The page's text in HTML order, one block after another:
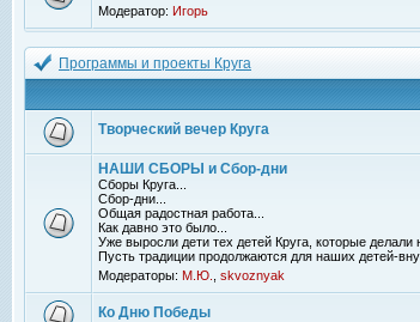
Модератор: Игорь
Программы и проекты Круга
Творческий вечер Круга
НАШИ СБОРЫ и Сбор-дни
Сборы Круга...
Сбор-дни...
Общая радостная работа...
Как давно это было...
Уже выросли дети тех детей Круга, которые делали
Пусть традиции продолжаются для наших детей-
Модераторы: М.Ю. skvoznyak
Ко Дню Победы